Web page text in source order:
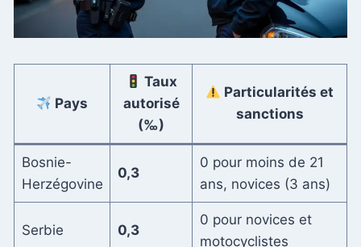
Pays
Taux
autorisé
(‰)
Particularités et
sanctions
Bosnie-
Herzégovine
0,3
0 pour moins de 21
ans, novices (3 ans)
Serbie 0,3
0 pour novices et
motocyclistes